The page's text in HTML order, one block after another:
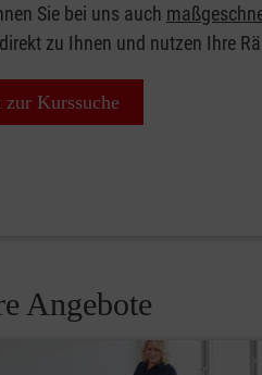
Sie bei uns auch
zu Ihnen und nutzen Ihre
Kurssuche
Angebote